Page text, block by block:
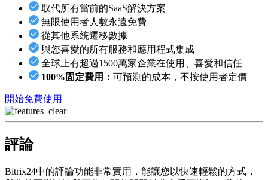
取代所有當前的SaaS解決方案
無限使用者人數永遠免費
從其他系統遷移數據
與您喜愛的所有服務和應用程式集成
全球上有超過1500萬家企業在使用、喜愛和信任
100%固定費用： 可預測的成本，不按使用者定價
開始免費使用
評論
Bitrix24中的評論功能非常實用，能讓您以快速輕鬆的方式，